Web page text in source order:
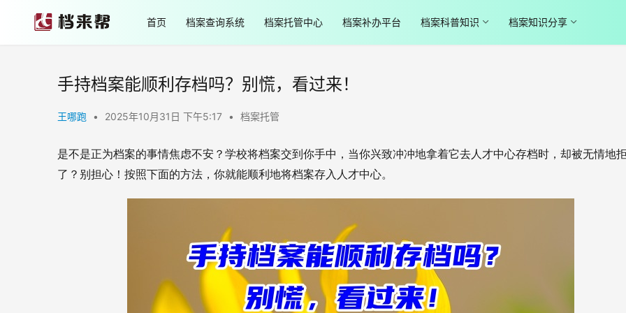
首页 档案查询系统 档案托管中心 档案补办平台 档案科普知识 档案知识分享
手持档案能顺利存档吗？别慌，看过来！
王哪跑 • 2025年10月31日 下午5:17 • 档案托管
是不是正为档案的事情焦虑不安？学校将档案交到你手中，当你兴致冲冲地拿着它去人才中心存档时，却被无情地
了？别担心！按照下面的方法，你就能顺利地将档案存入人才中心。